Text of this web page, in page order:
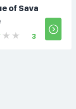
of Sava
3